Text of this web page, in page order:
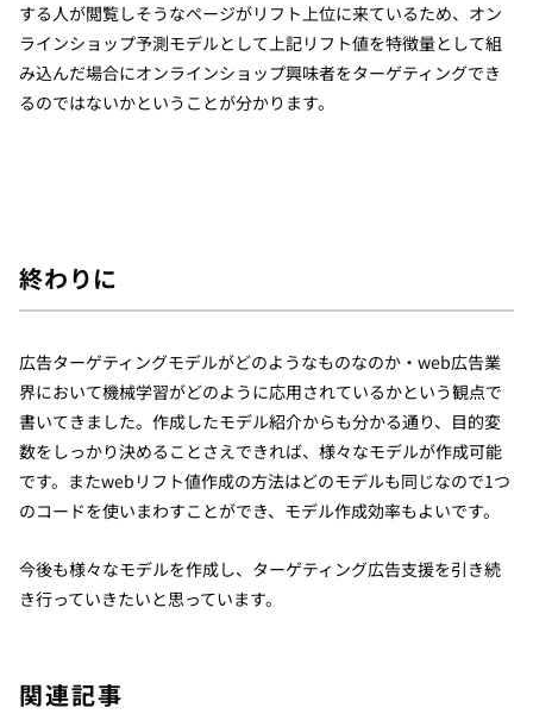
する人が閲覧しそうなページがリフト上位に来ているため、オン
ラインショップ予測モデルとして上記リフト値を特徴量として組
み込んだ場合にオンラインショップ興味者をターゲティングでき
るのではないかということが分かります。
終わりに
広告ターゲティングモデルがどのようなものなのか・web広告業
界において機械学習がどのように応用されているかという観点で
書いてきました。作成したモデル紹介からも分かる通り、目的変
数をしっかり決めることさえできれば、様々なモデルが作成可能
です。またwebリフト値作成の方法はどのモデルも同じなので1つ
のコードを使いまわすことができ、モデル作成効率もよいです。
今後も様々なモデルを作成し、ターゲティング広告支援を引き続
き行っていきたいと思っています。
関連記事